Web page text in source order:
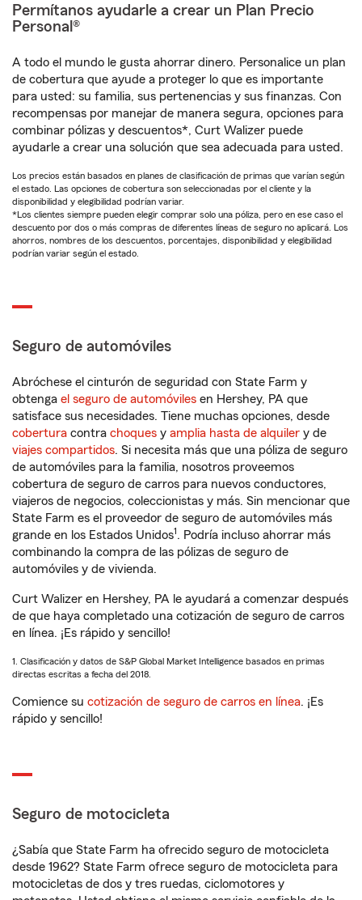
Permítanos ayudarle a crear un Plan Precio
Personal®
A todo el mundo le gusta ahorrar dinero. Personalice un plan
de cobertura que ayude a proteger lo que es importante
para usted: su familia, sus pertenencias y sus finanzas. Con
recompensas por manejar de manera segura, opciones para
combinar pólizas y descuentos*, Curt Walizer puede
ayudarle a crear una solución que sea adecuada para usted.
Los precios están basados en planes de clasificación de primas que varían según
el estado. Las opciones de cobertura son seleccionadas por el cliente y la
disponibilidad y elegibilidad podrían variar.
*Los clientes siempre pueden elegir comprar solo una póliza, pero en ese caso el
descuento por dos o más compras de diferentes líneas de seguro no aplicará. Los
ahorros, nombres de los descuentos, porcentajes, disponibilidad y elegibilidad
podrían variar según el estado.
Seguro de automóviles
Abróchese el cinturón de seguridad con State Farm y
obtenga el seguro de automóviles en Hershey, PA que
satisface sus necesidades. Tiene muchas opciones, desde
cobertura contra choques y amplia hasta de alquiler y de
viajes compartidos. Si necesita más que una póliza de seguro
de automóviles para la familia, nosotros proveemos
cobertura de seguro de carros para nuevos conductores,
viajeros de negocios, coleccionistas y más. Sin mencionar que
State Farm es el proveedor de seguro de automóviles más
grande en los Estados Unidos1. Podría incluso ahorrar más
combinando la compra de las pólizas de seguro de
automóviles y de vivienda.
Curt Walizer en Hershey, PA le ayudará a comenzar después
de que haya completado una cotización de seguro de carros
en línea. ¡Es rápido y sencillo!
1. Clasificación y datos de S&P Global Market Intelligence basados en primas
directas escritas a fecha del 2018.
Comience su cotización de seguro de carros en línea. ¡Es
rápido y sencillo!
Seguro de motocicleta
¿Sabía que State Farm ha ofrecido seguro de motocicleta
desde 1962? State Farm ofrece seguro de motocicleta para
motocicletas de dos y tres ruedas, ciclomotores y